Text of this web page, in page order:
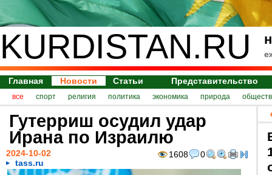
KURDISTAN.RU
Главная Новости Статьи Представительство
все спорт религия политика экономика природа
Гутерриш осудил удар
Ирана по Израилю
1608 0
2024-10-02
tass.ru